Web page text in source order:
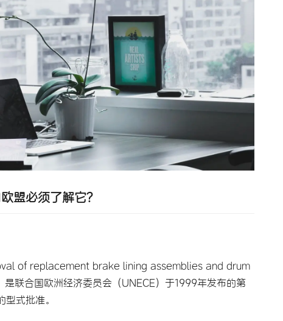
盟必须了解它？
of replacement brake lining assemblies and drum
合国欧洲经济委员会（UNECE）于1999年发布的第
式批准。